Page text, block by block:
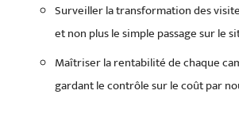
Surveiller la transformation des
et non plus le simple passage sur le
Maîtriser la rentabilité de chaque
gardant le contrôle sur le coût par